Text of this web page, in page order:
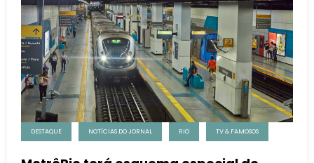
DESTAQUE NOTÍCIAS DO JORNAL RIO TV & FAMOSOS